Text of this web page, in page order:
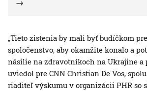
„Tieto zistenia by mali byť budíčkom
spoločenstvo, aby okamžite konalo a
násilie na zdravotníkoch na Ukrajine a
uviedol pre CNN Christian De Vos,
riaditeľ výskumu v organizácii PHR so